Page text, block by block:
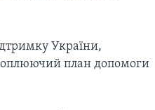
України,
план допомоги